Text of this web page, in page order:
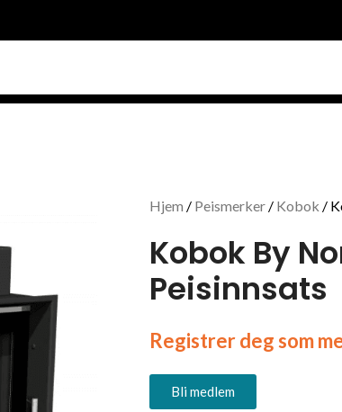
Hjem Peismerker Kobok
Kobok By
Peisinnsats
Registrer deg som
Bli medlem